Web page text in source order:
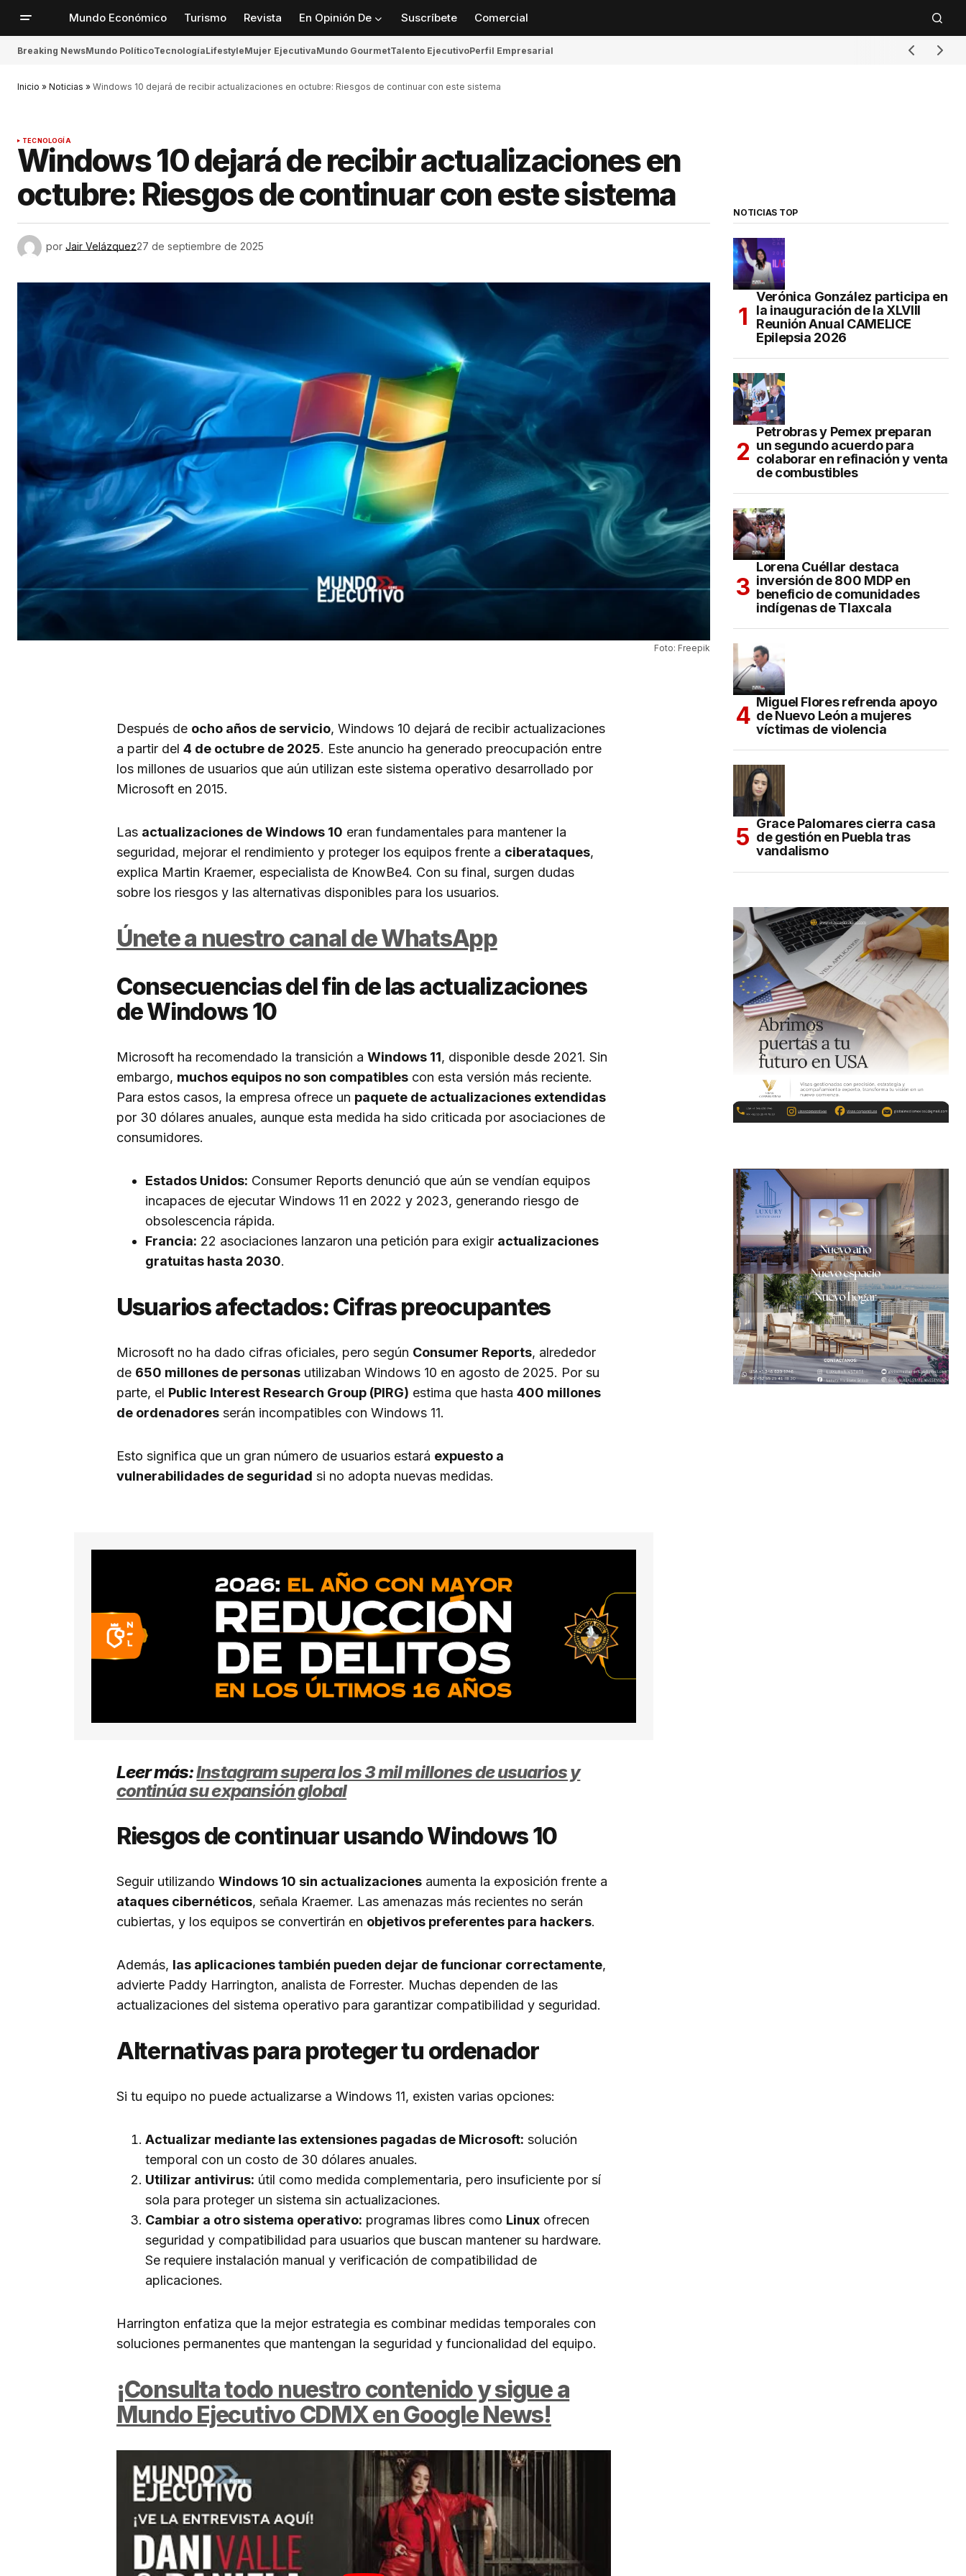
Mundo Económico Turismo Revista En Opinión De Suscríbete Comercial
Breaking NewsMundo PolíticoTecnologíaLifestyleMujer EjecutivaMundo GourmetTalento EjecutivoPerfil Empresarial
Inicio » Noticias » Windows 10 dejará de recibir actualizaciones en octubre: Riesgos de continuar con este sistema
TECNOLOGÍA
Windows 10 dejará de recibir actualizaciones en
octubre: Riesgos de continuar con este sistema
por Jair Velázquez27 de septiembre de 2025
Foto: Freepik
Después de ocho años de servicio, Windows 10 dejará de recibir actualizaciones
a partir del 4 de octubre de 2025. Este anuncio ha generado preocupación entre
los millones de usuarios que aún utilizan este sistema operativo desarrollado por
Microsoft en 2015.
Las actualizaciones de Windows 10 eran fundamentales para mantener la
seguridad, mejorar el rendimiento y proteger los equipos frente a ciberataques,
explica Martin Kraemer, especialista de KnowBe4. Con su final, surgen dudas
sobre los riesgos y las alternativas disponibles para los usuarios.
Únete a nuestro canal de WhatsApp
Consecuencias del fin de las actualizaciones
de Windows 10
Microsoft ha recomendado la transición a Windows 11, disponible desde 2021. Sin
embargo, muchos equipos no son compatibles con esta versión más reciente.
Para estos casos, la empresa ofrece un paquete de actualizaciones extendidas
por 30 dólares anuales, aunque esta medida ha sido criticada por asociaciones de
consumidores.
Estados Unidos: Consumer Reports denunció que aún se vendían equipos
incapaces de ejecutar Windows 11 en 2022 y 2023, generando riesgo de
obsolescencia rápida.
Francia: 22 asociaciones lanzaron una petición para exigir actualizaciones
gratuitas hasta 2030.
Usuarios afectados: Cifras preocupantes
Microsoft no ha dado cifras oficiales, pero según Consumer Reports, alrededor
de 650 millones de personas utilizaban Windows 10 en agosto de 2025. Por su
parte, el Public Interest Research Group (PIRG) estima que hasta 400 millones
de ordenadores serán incompatibles con Windows 11.
Esto significa que un gran número de usuarios estará expuesto a
vulnerabilidades de seguridad si no adopta nuevas medidas.
Leer más:Instagram supera los 3 mil millones de usuarios y
continúa su expansión global
Riesgos de continuar usando Windows 10
Seguir utilizando Windows 10 sin actualizaciones aumenta la exposición frente a
ataques cibernéticos, señala Kraemer. Las amenazas más recientes no serán
cubiertas, y los equipos se convertirán en objetivos preferentes para hackers.
Además, las aplicaciones también pueden dejar de funcionar correctamente,
advierte Paddy Harrington, analista de Forrester. Muchas dependen de las
actualizaciones del sistema operativo para garantizar compatibilidad y seguridad.
Alternativas para proteger tu ordenador
Si tu equipo no puede actualizarse a Windows 11, existen varias opciones:
Actualizar mediante las extensiones pagadas de Microsoft: solución
temporal con un costo de 30 dólares anuales.
Utilizar antivirus: útil como medida complementaria, pero insuficiente por sí
sola para proteger un sistema sin actualizaciones.
Cambiar a otro sistema operativo: programas libres como Linux ofrecen
seguridad y compatibilidad para usuarios que buscan mantener su hardware.
Se requiere instalación manual y verificación de compatibilidad de
aplicaciones.
Harrington enfatiza que la mejor estrategia es combinar medidas temporales con
soluciones permanentes que mantengan la seguridad y funcionalidad del equipo.
¡Consulta todo nuestro contenido y sigue a
Mundo Ejecutivo CDMX en Google News!
NOTICIAS TOP
Verónica González participa en
la inauguración de la XLVIII
Reunión Anual CAMELICE
Epilepsia 2026
Petrobras y Pemex preparan
un segundo acuerdo para
colaborar en refinación y venta
de combustibles
Lorena Cuéllar destaca
inversión de 800 MDP en
beneficio de comunidades
indígenas de Tlaxcala
Miguel Flores refrenda apoyo
de Nuevo León a mujeres
víctimas de violencia
Grace Palomares cierra casa
de gestión en Puebla tras
vandalismo